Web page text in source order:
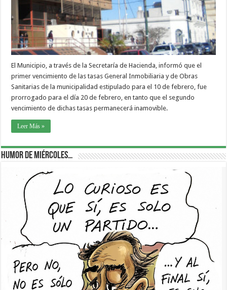
El Municipio, a través de la Secretaría de Hacienda, informó que el
primer vencimiento de las tasas General Inmobiliaria y de Obras
Sanitarias de la municipalidad estipulado para el 10 de febrero, fue
prorrogado para el día 20 de febrero, en tanto que el segundo
vencimiento de dichas tasas permanecerá inamovible.
Leer Más »
Humor de Miércoles…